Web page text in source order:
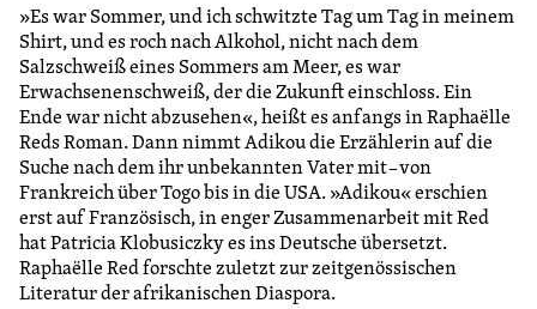
»Es war Sommer, und ich schwitzte Tag um Tag in meinem
Shirt, und es roch nach Alkohol, nicht nach dem
Salzschweiß eines Sommers am Meer, es war
Erwachsenenschweiß, der die Zukunft einschloss. Ein
Ende war nicht abzusehen«, heißt es anfangs in Raphaëlle
Reds Roman. Dann nimmt Adikou die Erzählerin auf die
Suche nach dem ihr unbekannten Vater mit – von
Frankreich über Togo bis in die USA. »Adikou« erschien
erst auf Französisch, in enger Zusammenarbeit mit Red
hat Patricia Klobusiczky es ins Deutsche übersetzt.
Raphaëlle Red forschte zuletzt zur zeitgenössischen
Literatur der afrikanischen Diaspora.